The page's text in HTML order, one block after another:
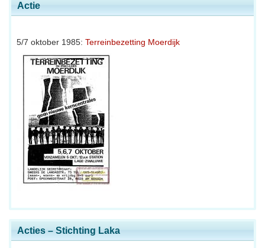
Actie
5/7 oktober 1985: Terreinbezetting Moerdijk
Acties – Stichting Laka